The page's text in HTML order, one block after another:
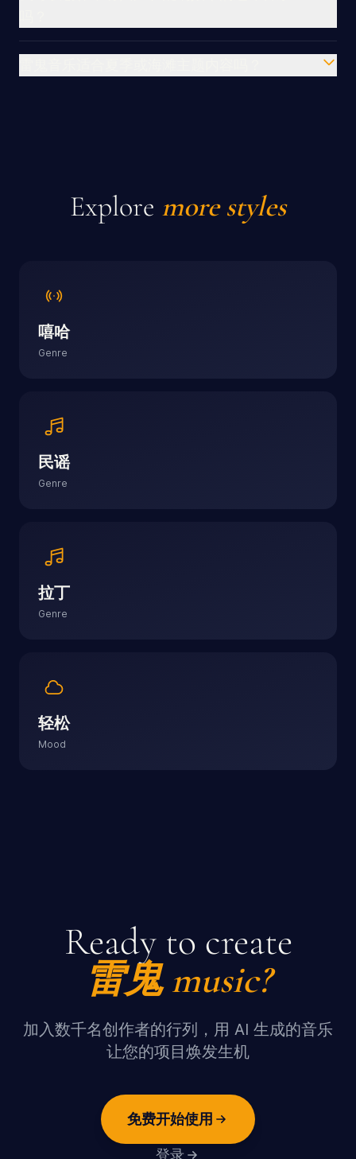
Explore more styles
嘻哈
Genre
民谣
Genre
拉丁
Genre
轻松
Mood
Ready to create
雷鬼music?
加入数千名创作者的行列，用 AI 生成的音乐
让您的项目焕发生机
免费开始使用
登录